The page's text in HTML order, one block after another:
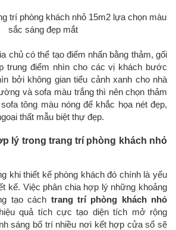
trí phòng khách nhỏ 15m2 lựa chọn màu
sắc sáng đẹp mắt
chủ có thể tạo điểm nhấn bằng thảm, gối
trung điểm nhìn cho các vị khách bước
bởi không gian tiểu cảnh xanh cho nhà
và sofa màu trắng thì nên chọn thảm
tông màu nóng để khắc họa nét đẹp,
thất mẫu biệt thự đẹp.
lý trong trang trí phòng khách nhỏ
khi thiết kế phòng khách đó chính là yếu
kế. Việc phân chia hợp lý những khoảng
tạo cách trang trí phòng khách nhỏ
quả tích cực tạo diện tích mở rộng
sáng bố trí nhiều nơi kết hợp cửa sổ sẽ